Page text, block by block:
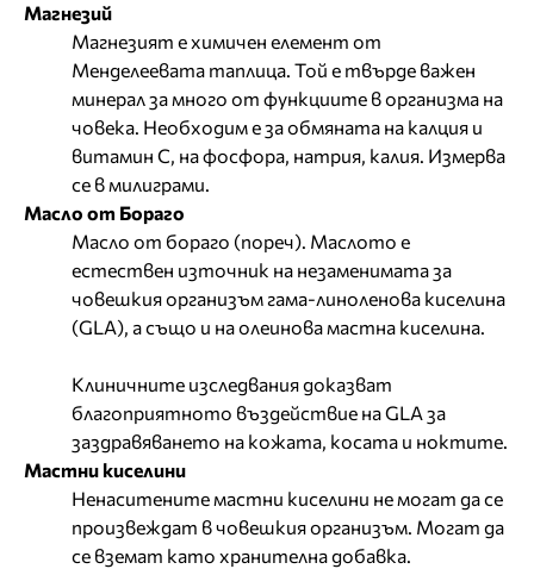
Магнезий
Магнезият е химичен елемент от
Менделеевата таплица. Той е твърде важен
минерал за много от функциите в организма на
човека. Необходим е за обмяната на калция и
витамин С, на фосфора, натрия, калия. Измерва
се в милиграми.
Масло от Бораго
Масло от бораго (пореч). Маслото е
естествен източник на незаменимата за
човешкия организъм гама-линоленова киселина
(GLA), а също и на олеинова мастна киселина.
Клиничните изследвания доказват
благоприятното въздействие на GLA за
заздравяването на кожата, косата и ноктите.
Мастни киселини
Ненаситените мастни киселини не могат да се
произвеждат в човешкия организъм. Могат да
се вземат като хранителна добавка.